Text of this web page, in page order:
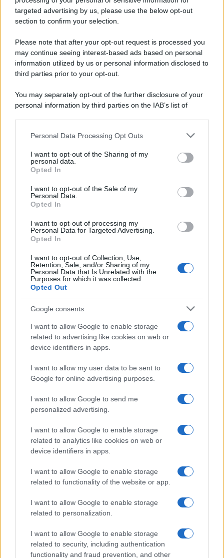
targeted advertising by us, please use the below opt-out
section to confirm your selection.
Please note that after your opt-out request is processed you
may continue seeing interest-based ads based on personal
information utilized by us or personal information disclosed to
third parties prior to your opt-out.
You may separately opt-out of the further disclosure of your
personal information by third parties on the IAB’s list of
This information may also be disclosed by us to third parties
disclose it to other third parties.
Please note that this website/app uses one or more Google
services and may gather and store information including but
not limited to your visit or usage behaviour. You may click to
grant or deny consent to Google and its third-party tags to
consent section.
Personal Data Processing Opt Outs
I want to opt-out of the Sharing of my
personal data.
Opted In
I want to opt-out of the Sale of my
Personal Data.
Opted In
I want to opt-out of processing my
Personal Data for Targeted Advertising.
Opted In
I want to opt-out of Collection, Use,
Retention, Sale, and/or Sharing of my
Personal Data that Is Unrelated with the
Purposes for which it was collected.
Opted Out
Google consents
I want to allow Google to enable storage
related to advertising like cookies on web or
device identifiers in apps.
I want to allow my user data to be sent to
Google for online advertising purposes.
I want to allow Google to send me
personalized advertising.
I want to allow Google to enable storage
related to analytics like cookies on web or
device identifiers in apps.
I want to allow Google to enable storage
related to functionality of the website or app.
I want to allow Google to enable storage
related to personalization.
I want to allow Google to enable storage
related to security, including authentication
functionality and fraud prevention, and other
Ricevi LE FRASI PIÙ BELLE via e-mail
E-mail
FRASI
Frasi celebri
Frasi da condividere
Poesie
FILM
Frasi dei film
Frasi film più lette
Incipit dei film
Film più cercati
Frasi sul cinema
SERVIZI
Mappa del sito
Cookie Policy
Frasi suddivise per tema
Indice degli autori
Aforismi .meglio.it è l'archivio web dedicato a frasi,
aforismi e citazioni più grande del web (137.901 frasi in